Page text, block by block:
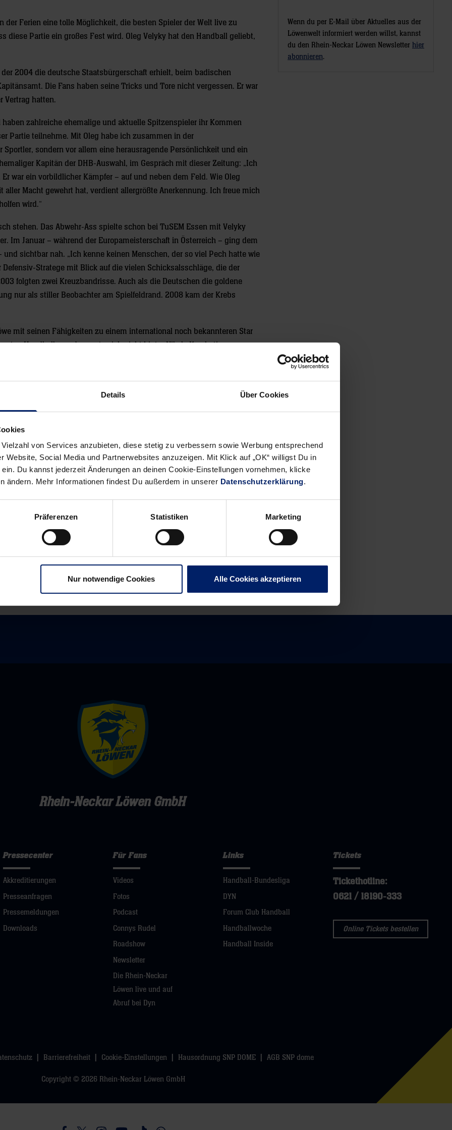
Details Über Cookies
von Services anzubieten, diese stetig zu verbessern sowie Werbung entsprechend
Website, Social Media und Partnerwebsites anzuzeigen. Mit Klick auf „OK“ willigst Du in
Du kannst jederzeit Änderungen an deinen Cookie-Einstellungen vornehmen, klicke
ändern. Mehr Informationen findest Du außerdem in unserer Datenschutzerklärung.
Präferenzen Statistiken Marketing
Nur notwendige Cookies Alle Cookies akzeptieren
Ferien eine tolle Möglichkeit, die besten Spieler der Welt live zu
diese Partie ein großes Fest wird. Oleg Velyky hat den Handball geliebt,
2004 die deutsche Staatsbürgerschaft erhielt, beim badischen
Die Fans haben seine Tricks und Tore nicht vergessen. Er war
Vertrag hatten.
zahlreiche ehemalige und aktuelle Spitzenspieler ihr Kommen
Partie teilnehme. Mit Oleg habe ich zusammen in der
sondern vor allem eine herausragende Persönlichkeit und ein
Kapitän der DHB-Auswahl, im Gespräch mit dieser Zeitung: „Ich
war ein vorbildlicher Kämpfer – auf und neben dem Feld. Wie Oleg
Macht gewehrt hat, verdient allergrößte Anerkennung. Ich freue mich
wird.“
stehen. Das Abwehr-Ass spielte schon bei TuSEM Essen mit Velyky
Im Januar – während der Europameisterschaft in Österreich – ging dem
sichtbar nah. „Ich kenne keinen Menschen, der so viel Pech hatte wie
Stratege mit Blick auf die vielen Schicksalsschläge, die der
folgten zwei Kreuzbandrisse. Auch als die Deutschen die goldene
nur als stiller Beobachter am Spielfeldrand. 2008 kam der Krebs
mit seinen Fähigkeiten zu einem international noch bekannteren Star
Handballer und musste sich nicht hinter Nikola Karabatic
und der Handball bedeuteten dem ehemaligen Löwen-Kapitän
weglaufen“, sagte der Bundesliga-Profi einmal. Er verlor zu keiner
schwächte, stand für ihn das Wohlbefinden seiner Familie im
Sorgen machen müssen. Die Löwen wissen das – und hoffen
Wenn du per E-Mail über Aktuelles aus der
Löwenwelt informiert werden willst, kannst
du den Rhein-Neckar Löwen Newsletter hier
abonnieren.
previous
News:
Löwen
&
newst
News:
Löwen
Rhein-Neckar Löwen GmbH
Pressecenter
Akkreditierungen
Presseanfragen
Pressemeldungen
Downloads
Für Fans
Videos
Fotos
Podcast
Connys Rudel
Roadshow
Newsletter
Die Rhein-Neckar
Löwen live und auf
Abruf bei Dyn
Links
Handball-Bundesliga
DYN
Forum Club Handball
Handballwoche
Handball Inside
Tickets
Tickethotline:
0621 / 18190-333
Online Tickets bestellen
Barrierefreiheit Cookie-Einstellungen Hausordnung SNP DOME AGB SNP dome
Copyright © 2026 Rhein-Neckar Löwen GmbH